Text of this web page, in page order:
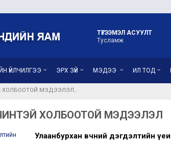
ТҮГЭЭМЭЛ АСУУЛТ
Тусламж
ҮЙЛЧИЛГЭЭ ЭРХ ЗҮЙ МЭДЭЭ ИЛ ТОД
ХОЛБООТОЙ МЭДЭЭЛЭЛ
ХОЛБООТОЙ МЭДЭЭЛЭЛ
Улаанбурхан өвчний дэгдэлтийн